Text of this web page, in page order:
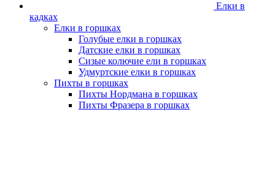
Елки в
кадках
Елки в горшках
Голубые елки в горшках
Датские елки в горшках
Сизые колючие ели в горшках
Удмуртские елки в горшках
Пихты в горшках
Пихты Нордмана в горшках
Пихты Фразера в горшках